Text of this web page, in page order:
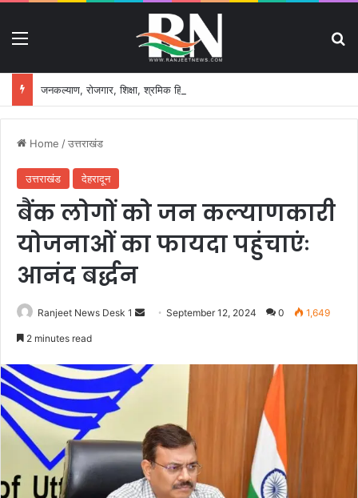
Home /उत्तराखंड
उत्तराखंड देहरादून
बैंक लोगों को जन कल्याणकारी
योजनाओं का फायदा पहुंचाएंः
आनंद बर्द्धन
Ranjeet News Desk 1
d
e
m
a
i
September 12, 2024 0 1,649
2 minutes read